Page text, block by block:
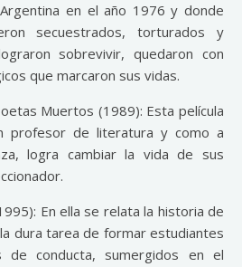
en el año 1976 y donde
secuestrados, torturados y
sobrevivir, quedaron con
que marcaron sus vidas.
Muertos (1989): Esta película
profesor de literatura y como a
logra cambiar la vida de sus
En ella se relata la historia de
dura tarea de formar estudiantes
de conducta, sumergidos en el